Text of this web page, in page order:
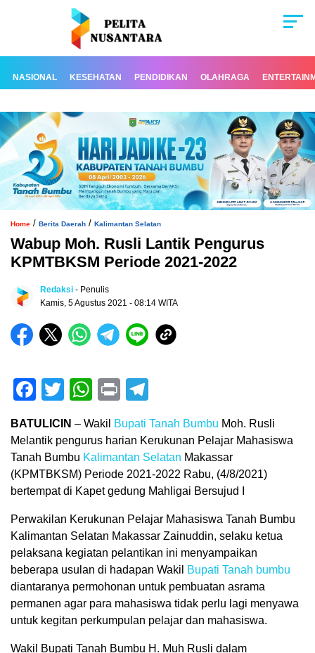
NASIONAL KESEHATAN PENDIDIKAN OLAHRAGA
Home / Berita Daerah / Kalimantan Selatan
Wabup Moh. Rusli Lantik Pengurus
KPMTBKSM Periode 2021-2022
Redaksi - Penulis
Kamis, 5 Agustus 2021 - 08:14 WITA
Facebook
TwitterWhatsApp
Print
BATULICIN – Wakil Bupati Tanah Bumbu Moh. Rusli
Melantik pengurus harian Kerukunan Pelajar Mahasiswa
Tanah Bumbu Kalimantan Selatan Makassar
(KPMTBKSM) Periode 2021-2022 Rabu, (4/8/2021)
bertempat di Kapet gedung Mahligai Bersujud I
Perwakilan Kerukunan Pelajar Mahasiswa Tanah Bumbu
Kalimantan Selatan Makassar Zainuddin, selaku ketua
pelaksana kegiatan pelantikan ini menyampaikan
beberapa usulan di hadapan Wakil
Bupati Tanah bumbu
diantaranya permohonan untuk pembuatan asrama
permanen agar para mahasiswa tidak perlu lagi menyawa
untuk kegitan perkumpulan pelajar dan mahasiswa.
Wakil Bupati Tanah Bumbu H. Muh Rusli dalam